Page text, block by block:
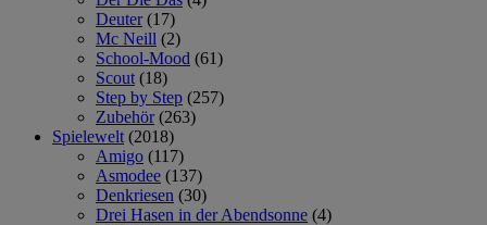
Deuter (17)
Mc Neill (2)
School-Mood (61)
Scout (18)
Step by Step (257)
Zubehör (263)
Spielewelt (2018)
Amigo (117)
Asmodee (137)
Denkriesen (30)
Drei Hasen in der Abendsonne (4)